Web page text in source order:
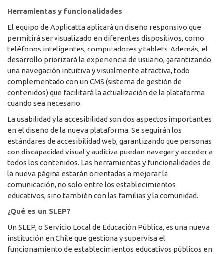
Herramientas y funcionalidades
El equipo de Applicatta aplicará un diseño responsivo que
permitirá ser visualizado en diferentes dispositivos, como
teléfonos inteligentes, computadores y tablets. Además, el
desarrollo priorizará la experiencia de usuario, garantizando
una navegación intuitiva y visualmente atractiva, todo
complementado con un CMS (sistema de gestión de
contenidos) que facilitará la actualización de la plataforma
cuando sea necesario.
La usabilidad y la accesibilidad son dos aspectos importantes
en el diseño de la nueva plataforma. Se seguirán los
estándares de accesibilidad web, garantizando que personas
con discapacidad visual y auditiva puedan navegar y acceder a
todos los contenidos. Las herramientas y funcionalidades de
la nueva página estarán orientadas a mejorar la
comunicación, no solo entre los establecimientos
educativos, sino también con las familias y la comunidad.
¿Qué es un SLEP?
Un SLEP, o Servicio Local de Educación Pública, es una nueva
institución en Chile que gestiona y supervisa el
funcionamiento de establecimientos educativos públicos en